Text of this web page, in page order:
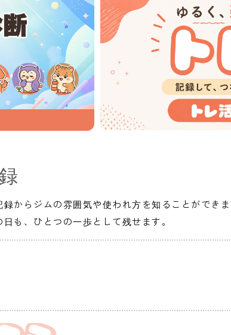
からジムの雰囲気や使われ方を知ることができ
も、ひとつの一歩として残せます。